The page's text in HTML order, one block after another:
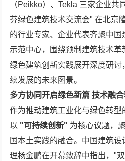
（Peikko）、Tekla 三家企业共
芬绿色建筑技术交流会" 在北京
的行业专家、企业代表齐聚中
示范中心，围绕预制建筑技术
绿色建筑创新实践展开深度研
续发展的未来图景。
多方协同开启绿色新篇 技术融
作为推动建筑工业化与绿色转
以 "可持续创新" 为核心议题，
国本土实践的融合。中国建筑
理杨金鹏在开幕致辞中指出，"